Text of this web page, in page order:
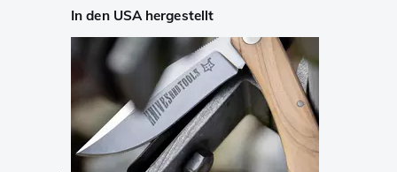
In den USA hergestellt